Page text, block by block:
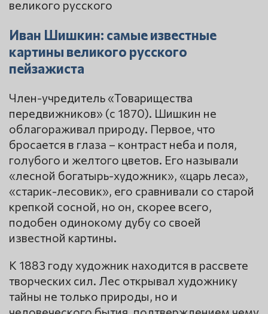
Иван Шишкин: самые известные
картины великого русского
пейзажиста
Член-учредитель «Товарищества
передвижников» (с 1870). Шишкин не
облагораживал природу. Первое, что
бросается в глаза – контраст неба и поля,
голубого и желтого цветов. Его называли
«лесной богатырь-художник», «царь леса»,
«старик-лесовик», его сравнивали со старой
крепкой сосной, но он, скорее всего,
подобен одинокому дубу со своей
известной картины.
К 1883 году художник находится в рассвете
творческих сил. Лес открывал художнику
тайны не только природы, но и